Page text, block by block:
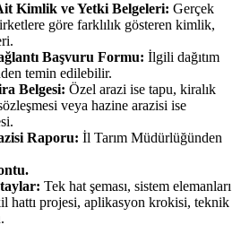
Kimlik ve Yetki Belgeleri: Gerçek
göre farklılık gösteren kimlik,
Başvuru Formu: İlgili dağıtım
temin edilebilir.
Belgesi: Özel arazi ise tapu, kiralık
veya hazine arazisi ise
Raporu: İl Tarım Müdürlüğünden
Tek hat şeması, sistem elemanları
hattı projesi, aplikasyon krokisi, teknik